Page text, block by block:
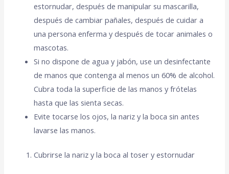
estornudar, después de manipular su mascarilla,
después de cambiar pañales, después de cuidar a
una persona enferma y después de tocar animales o
mascotas.
Si no dispone de agua y jabón, use un desinfectante
de manos que contenga al menos un 60% de alcohol.
Cubra toda la superficie de las manos y frótelas
hasta que las sienta secas.
Evite tocarse los ojos, la nariz y la boca sin antes
lavarse las manos.
Cubrirse la nariz y la boca al toser y estornudar